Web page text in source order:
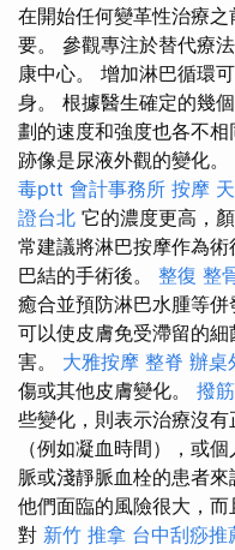
在開始任何變革性治療
要。 參觀專注於替代療
康中心。 增加淋巴循環
身。 根據醫生確定的幾
劃的速度和強度也各不
跡像是尿液外觀的變化
毒ptt 會計事務所 按摩
證台北 它的濃度更高，
常建議將淋巴按摩作為
巴結的手術後。 整復 整
癒合並預防淋巴水腫等併
可以使皮膚免受滯留的
害。 大雅按摩 整脊 辦桌
傷或其他皮膚變化。 撥
些變化，則表示治療沒
（例如凝血時間），或
脈或淺靜脈血栓的患者
他們面臨的風險很大，
對 新竹 推拿 台中刮痧推